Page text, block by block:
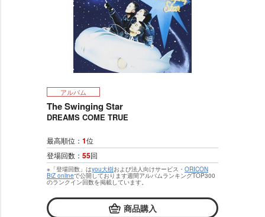
アルバム
The Swinging Star
DREAMS COME TRUE
最高順位： 1位
登場回数： 55回
※「登場回数」はyou大樹および法人向けサービス・ ORICON
BiZ onlineで公開しております週間アルバムランキングTOP300
のランクイン回数を掲載しています。
商品購入